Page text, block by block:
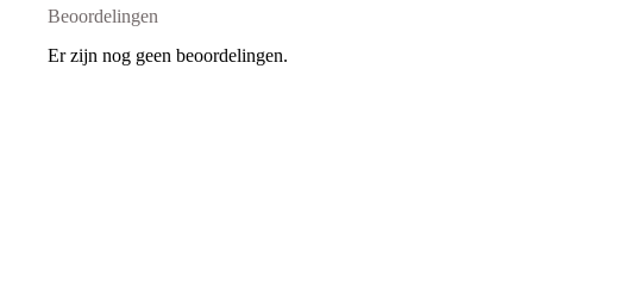
Beoordelingen
Er zijn nog geen beoordelingen.